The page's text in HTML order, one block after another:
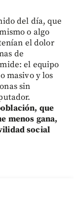
del día, que
o algo
el dolor
de
el equipo
masivo y los
sin
que
menos gana,
social
a uno todo el